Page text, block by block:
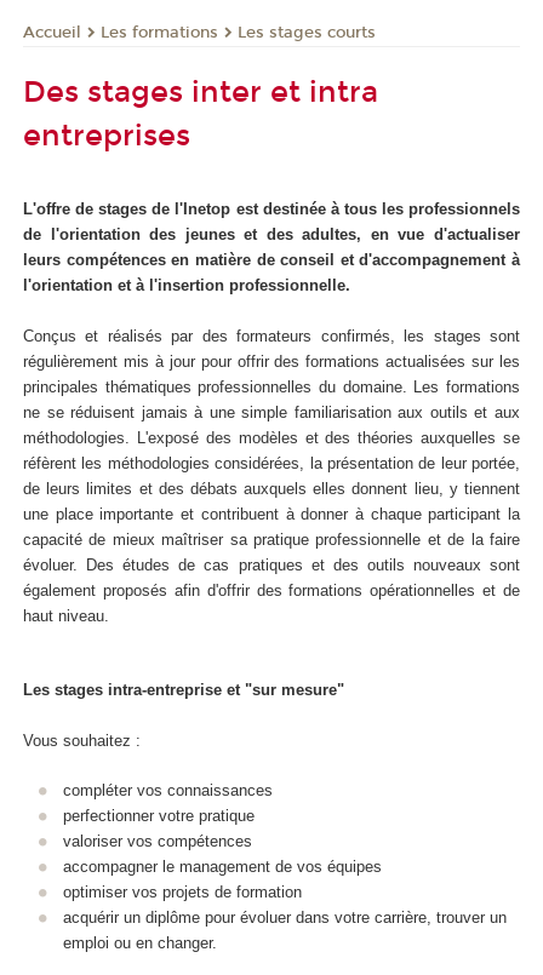
Accueil Les formations Les stages courts
Des stages inter et intra
entreprises
L'offre de stages de l'Inetop est destinée à tous les professionnels
de l'orientation des jeunes et des adultes, en vue d'actualiser
leurs compétences en matière de conseil et d'accompagnement à
l'orientation et à l'insertion professionnelle.
Conçus et réalisés par des formateurs confirmés, les stages sont
régulièrement mis à jour pour offrir des formations actualisées sur les
principales thématiques professionnelles du domaine. Les formations
ne se réduisent jamais à une simple familiarisation aux outils et aux
méthodologies. L'exposé des modèles et des théories auxquelles se
réfèrent les méthodologies considérées, la présentation de leur portée,
de leurs limites et des débats auxquels elles donnent lieu, y tiennent
une place importante et contribuent à donner à chaque participant la
capacité de mieux maîtriser sa pratique professionnelle et de la faire
évoluer. Des études de cas pratiques et des outils nouveaux sont
également proposés afin d'offrir des formations opérationnelles et de
haut niveau.
Les stages intra-entreprise et "sur mesure"
Vous souhaitez :
compléter vos connaissances
perfectionner votre pratique
valoriser vos compétences
accompagner le management de vos équipes
optimiser vos projets de formation
acquérir un diplôme pour évoluer dans votre carrière, trouver un
emploi ou en changer.